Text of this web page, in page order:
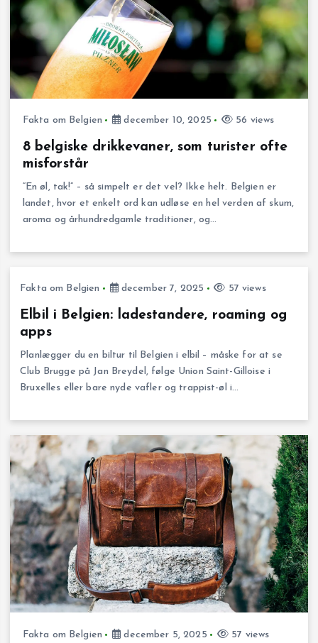
Fakta om Belgien december 10, 2025 56 views
8 belgiske drikkevaner, som turister ofte
misforstår
“En øl, tak!” – så simpelt er det vel? Ikke helt. Belgien er
landet, hvor et enkelt ord kan udløse en hel verden af skum,
aroma og århundredgamle traditioner, og…
Fakta om Belgien december 7, 2025 57 views
Elbil i Belgien: ladestandere, roaming og
apps
Planlægger du en biltur til Belgien i elbil – måske for at se
Club Brugge på Jan Breydel, følge Union Saint-Gilloise i
Bruxelles eller bare nyde vafler og trappist-øl i…
Fakta om Belgien december 5, 2025 57 views